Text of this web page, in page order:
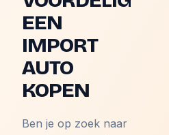
EEN
IMPORT
AUTO
KOPEN
Ben je op zoek naar